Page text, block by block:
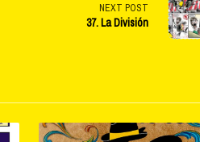
NEXT POST
37. La División